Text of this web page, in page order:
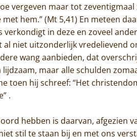
Contact
vergeven maar tot zeventigmaal
hem.” (Mt 5,41) En meteen
verkondigt in deze en zoveel
niet uitzonderlijk vredelievend
wang aanbieden, dat
maar alle schulden
toen hij schreef: “Het
.
hebben is daarvan, afgezien
stil te staan bij en met ons